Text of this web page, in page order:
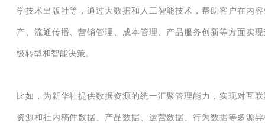
学技术出版社等，通过大数据和人工智能技术，帮助客户在内容
产、流通传播、营销管理、成本管理、产品服务创新等方面实现
级转型和智能决策。
比如，为新华社提供数据资源的统一汇聚管理能力，实现对互联
资源和社内稿件数据、产品数据、运营数据、行为数据等多源异